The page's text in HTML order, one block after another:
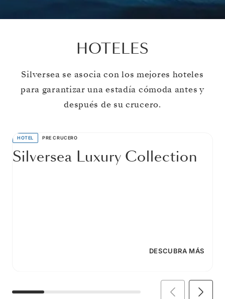
HOTELES
Silversea se asocia con los mejores hoteles
para garantizar una estadía cómoda antes y
después de su crucero.
HOTEL PRE CRUCERO
Silversea Luxury Collection
DESCUBRA MÁS